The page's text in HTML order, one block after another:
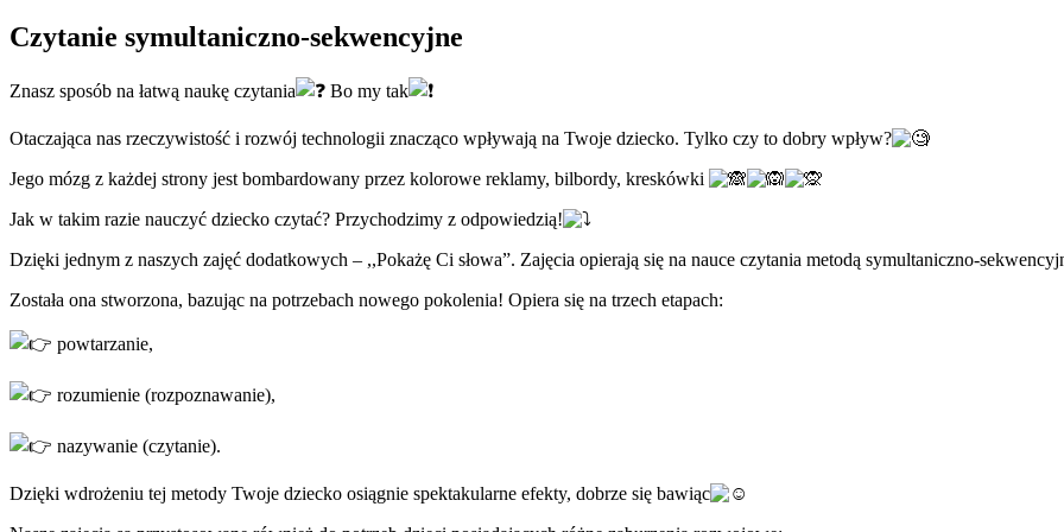
Czytanie symultaniczno-sekwencyjne
Znasz sposób na łatwą naukę czytania Bo my tak
Otaczająca nas rzeczywistość i rozwój technologii znacząco wpływają na Twoje dziecko. Tylko czy to dobry wpływ?
Jego mózg z każdej strony jest bombardowany przez kolorowe reklamy, bilbordy, kreskówki
Jak w takim razie nauczyć dziecko czytać? Przychodzimy z odpowiedzią!
Dzięki jednym z naszych zajęć dodatkowych – ,,Pokażę Ci słowa”. Zajęcia opierają się na nauce czytania metodą symultaniczno-
Została ona stworzona, bazując na potrzebach nowego pokolenia! Opiera się na trzech etapach:
powtarzanie,
rozumienie (rozpoznawanie),
nazywanie (czytanie).
Dzięki wdrożeniu tej metody Twoje dziecko osiągnie spektakularne efekty, dobrze się bawiąc